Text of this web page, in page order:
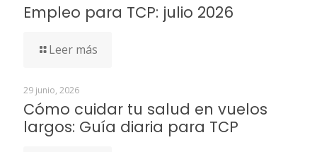
Empleo para TCP: julio 2026
Leer más
29 junio, 2026
Cómo cuidar tu salud en vuelos
largos: Guía diaria para TCP